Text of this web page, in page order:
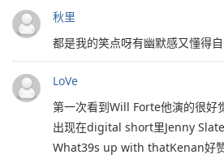
秋里
都是我的笑点呀有幽默感又懂得
LoVe
第一次看到Will Forte他演的很好
出现在digital short里Jenny
What39s up with thatKenan好